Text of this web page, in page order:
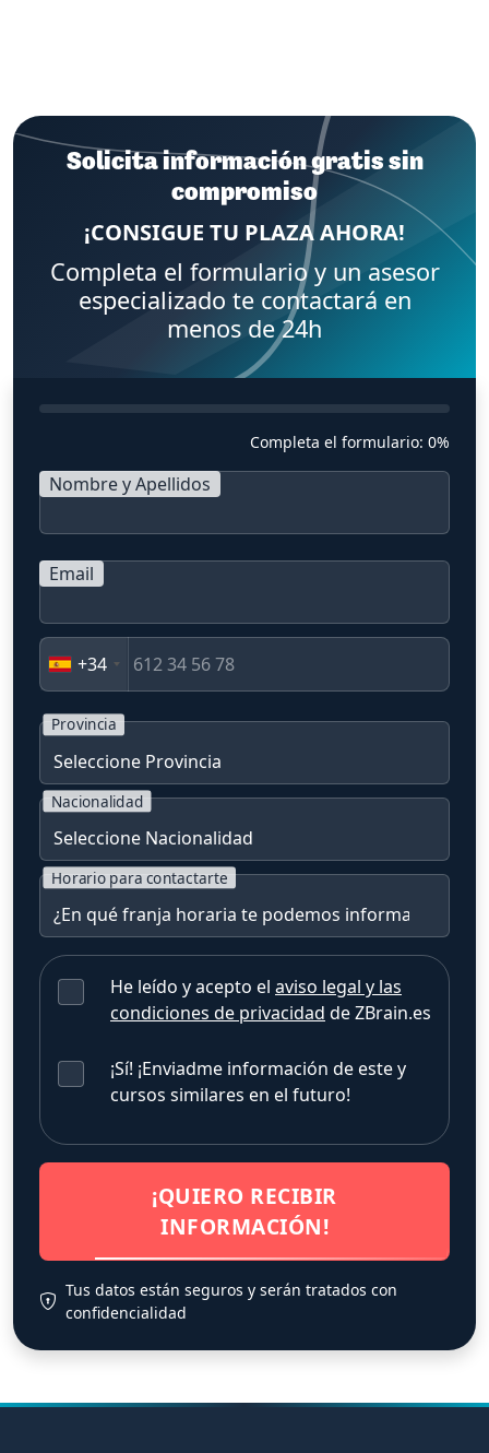
Solicita información gratis sin
compromiso
¡CONSIGUE TU PLAZA AHORA!
Completa el formulario y un asesor
especializado te contactará en
menos de 24h
Completa el formulario: 0%
Nombre y Apellidos
Email
+34
Provincia
Nacionalidad
Horario para contactarte
He leído y acepto el aviso legal y las
condiciones de privacidad de ZBrain.es
¡Sí! ¡Enviadme información de este y
cursos similares en el futuro!
¡QUIERO RECIBIR
INFORMACIÓN!
Tus datos están seguros y serán tratados con
confidencialidad